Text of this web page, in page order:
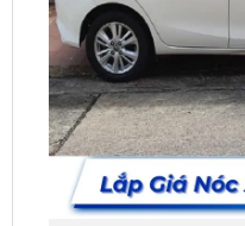
Lắp Đặt Giá Nóc